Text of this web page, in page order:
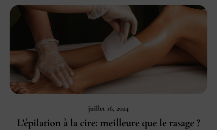
juillet 16, 2024
L’épilation à la cire: meilleure que le rasage ?